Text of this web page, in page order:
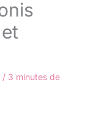
/ 3 minutes de